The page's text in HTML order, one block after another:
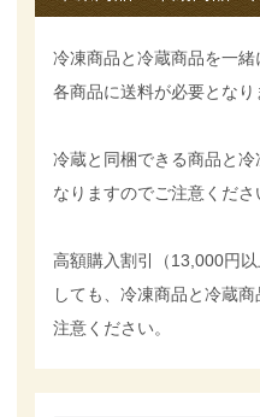
冷凍商品と冷蔵商品を一
各商品に送料が必要となり
冷蔵と同梱できる商品と
なりますのでご注意くださ
高額購入割引（13,000円
しても、冷凍商品と冷蔵
注意ください。